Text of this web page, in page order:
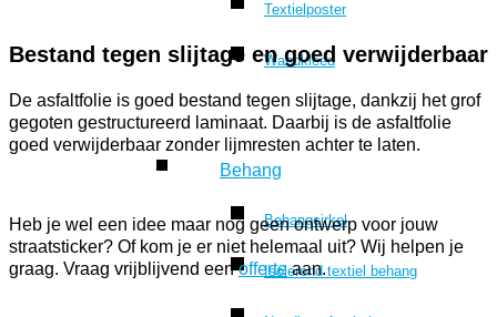
Textielposter
Wandkleed
Behang
Behangcirkel
Isolerend textiel behang
Bestand tegen slijtage en goed verwijderbaar
De asfaltfolie is goed bestand tegen slijtage, dankzij het grof
gegoten gestructureerd laminaat. Daarbij is de asfaltfolie
goed verwijderbaar zonder lijmresten achter te laten.
Heb je wel een idee maar nog geen ontwerp voor jouw
straatsticker? Of kom je er niet helemaal uit? Wij helpen je
graag. Vraag vrijblijvend eenofferteaan.